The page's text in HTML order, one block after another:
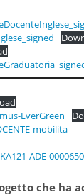
EverGreen
mobilita-
ADE-
che ha